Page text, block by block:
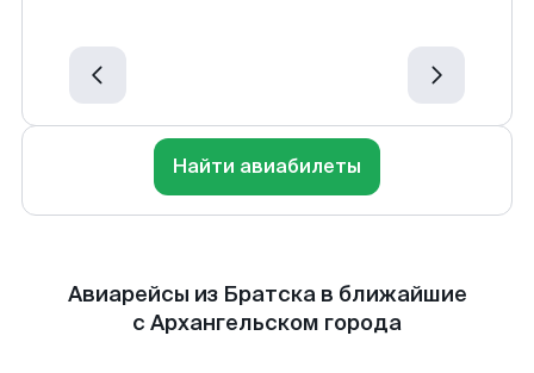
Найти авиабилеты
Авиарейсы из Братска в ближайшие
с Архангельском города